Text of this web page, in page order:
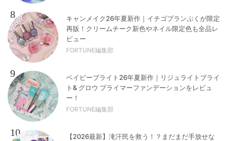
8
キャンメイク26年夏新作｜イチゴプランぷくが限定
再販！クリームチーク新色やネイル限定色も全品レ
ビュー
FORTUNE編集部
9
ベイビーブライト26年夏新作｜リジュライトブライ
ト& グロウ プライマーファンデーションをレビュ
ー！
FORTUNE編集部
10
【2026最新】滝汗民を救う！？まだまだ手放せな